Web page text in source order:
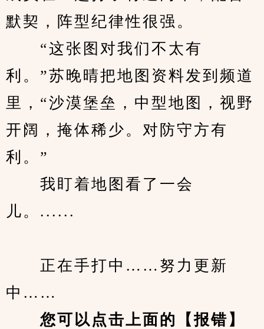
默契，阵型纪律性很强。
“这张图对我们不太有
利。”苏晚晴把地图资料发到频道
里，“沙漠堡垒，中型地图，视野
开阔，掩体稀少。对防守方有
利。”
我盯着地图看了一会
儿。......
正在手打中……努力更新
中……
您可以点击上面的【报错】